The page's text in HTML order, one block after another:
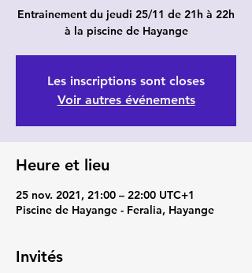
Entrainement du jeudi 25/11 de 21h à 22h
à la piscine de Hayange
Les inscriptions sont closes
Voir autres événements
Heure et lieu
25 nov. 2021, 21:00 – 22:00 UTC+1
Piscine de Hayange - Feralia, Hayange
Invités